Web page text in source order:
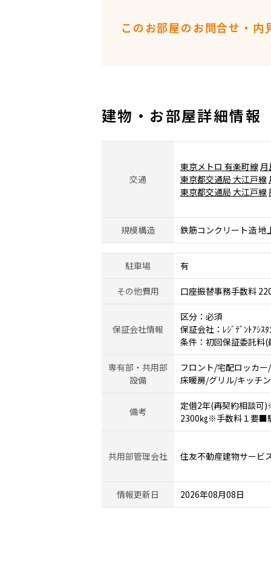
このお部屋のお問合せ・内
建物・お部屋詳細情報
交通
東京メトロ 有楽町線 月
東京都交通局 大江戸線
東京都交通局 大江戸線
規模構造 鉄筋コンクリート造 地
駐車場 有
その他費用 口座振替事務手数料
保証会社情報
区分：必須
保証会社：ﾚｼﾞﾃﾞﾝﾄｱｼｽ
条件：初回保証委託料
専有部・共用部
設備
フロント/宅配ロッカ
床暖房/グリル/キッチ
備考
定借2年(再契約相談
2300㎏※手数料１要■
共用部管理会社 住友不動産建物サービ
情報更新日 2026年08月08日